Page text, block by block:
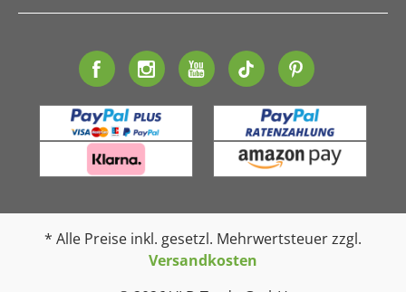
* Alle Preise inkl. gesetzl. Mehrwertsteuer zzgl.
Versandkosten